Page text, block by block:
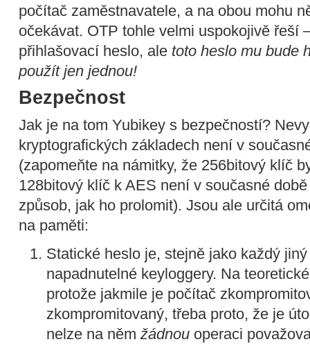
počítač zaměstnavatele, a na obou mohu
očekávat. OTP tohle velmi uspokojivě řeší
přihlašovací heslo, ale toto heslo mu bude
použít jen jednou!
Bezpečnost
Jak je na tom Yubikey s bezpečností?
kryptografických základech není v
(zapomeňte na námitky, že 256bitový klíč
128bitový klíč k AES není v současné
způsob, jak ho prolomit). Jsou ale určitá
na paměti:
Statické heslo je, stejně jako každý
napadnutelné keyloggery. Na
protože jakmile je počítač
zkompromitovaný, třeba proto, že je
nelze na němžádnou operaci